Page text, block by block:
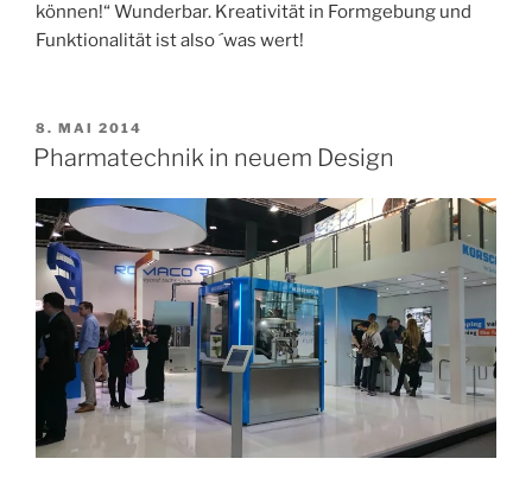
können!“ Wunderbar. Kreativität in Formgebung und
Funktionalität ist also ´was wert!
VERÖFFENTLICHT
AM
8. MAI 2014
Pharmatechnik in neuem Design